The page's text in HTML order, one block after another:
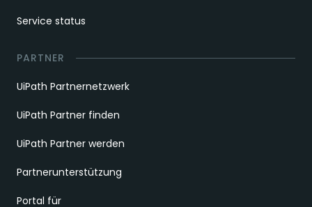
Service status
PARTNER
UiPath Partnernetzwerk
UiPath Partner finden
UiPath Partner werden
Partnerunterstützung
Portal für